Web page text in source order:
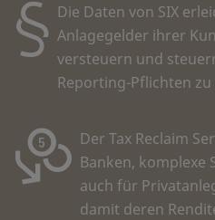
Die Daten von SIX
Anlagegelder ihrer
versteuern und
Reporting-Pflichten
Der Tax Reclaim
Banken,
auch für
damit deren